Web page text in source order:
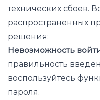
технических сбоев.
распространенных
решения:
Невозможность
правильность
воспользуйтесь
пароля.